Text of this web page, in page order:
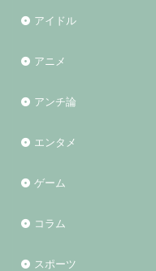
アイドル
アニメ
アンチ論
エンタメ
ゲーム
コラム
スポーツ